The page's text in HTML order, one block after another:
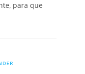
para que